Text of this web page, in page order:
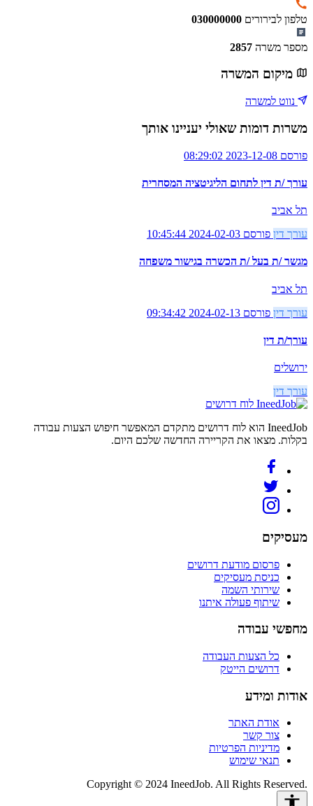
טלפון לבירורים 030000000
מספר משרה 2857
מיקום המשרה
נווט למשרה
משרות דומות שאולי יעניינו אותך
פורסם 2023-12-08 08:29:02
עורך /ת דין לתחום הליגיטציה המסחרית
תל אביב
עורך דין פורסם 2024-02-03 10:45:44
מגשר /ת בעל /ת הכשרה בגישור משפחה
תל אביב
עורך דין פורסם 2024-02-13 09:34:42
עורך/ת דין
ירושלים
עורך דין
לוח דרושים
IneedJob הוא לוח דרושים מתקדם המאפשר חיפוש הצעות עבודה
בקלות. מצאו את הקריירה החדשה שלכם היום.
מעסיקים
פרסום מודעת דרושים
כניסת מעסיקים
שירותי השמה
שיתוף פעולה איתנו
מחפשי עבודה
כל הצעות העבודה
דרושים הייטק
אודות ומידע
אודת האתר
צור קשר
מדיניות הפרטיות
תנאי שימוש
Copyright © 2024 IneedJob. All Rights Reserved.